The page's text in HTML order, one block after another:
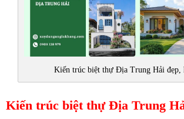
Kiến trúc biệt thự Địa Trung Hải đẹp,
Kiến trúc biệt thự Địa Trung